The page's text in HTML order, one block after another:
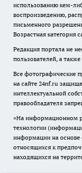
использованию кем-
воспроизведению,
письменного
Возрастная категория
Редакция портала не
пользователей, а
Все фотографические
на сайте 24nf.ru
интеллектуальной
правообладателя
«На информационном
технологии
информации на основе
относящихся к
находящихся на